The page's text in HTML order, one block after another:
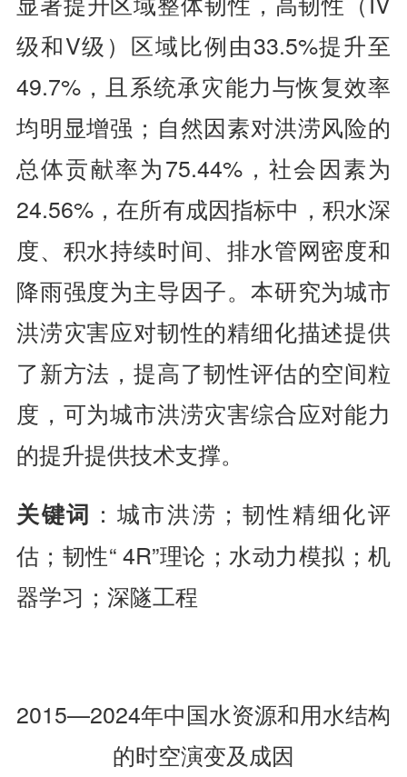
级和V级）区域比例由33.5%提升至
49.7%，且系统承灾能力与恢复效率
均明显增强；自然因素对洪涝风险的
总体贡献率为75.44%，社会因素为
24.56%，在所有成因指标中，积水深
度、积水持续时间、排水管网密度和
降雨强度为主导因子。本研究为城市
洪涝灾害应对韧性的精细化描述提供
了新方法，提高了韧性评估的空间粒
度，可为城市洪涝灾害综合应对能力
的提升提供技术支撑。
关键词 ：城市洪涝；韧性精细化评
估；韧性“ 4R”理论；水动力模拟；机
器学习；深隧工程
2015—2024年中国水资源和用水结构
的时空演变及成因